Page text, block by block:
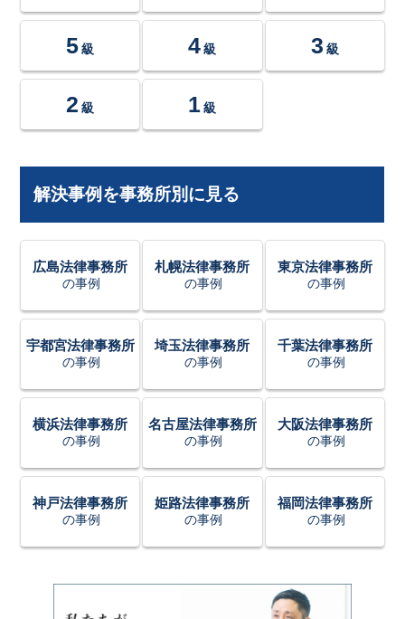
5 級 4 級 3 級
2 級 1 級
解決事例を事務所別に見る
広島法律事務所
の事例
札幌法律事務所
の事例
東京法律事務所
の事例
宇都宮法律事務所
の事例
埼玉法律事務所
の事例
千葉法律事務所
の事例
横浜法律事務所
の事例
名古屋法律事務所
の事例
大阪法律事務所
の事例
神戸法律事務所
の事例
姫路法律事務所
の事例
福岡法律事務所
の事例